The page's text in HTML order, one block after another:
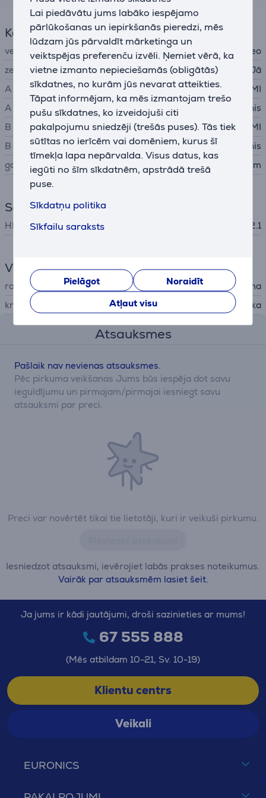
Lai piedāvātu jums labāko iespējamo
pārlūkošanas un iepirkšanās pieredzi, mēs
lūdzam jūs pārvaldīt mārketinga un
veiktspējas preferenču izvēli. Ņemiet vērā, ka
vietne izmanto nepieciešamās (obligātās)
sīkdatnes, no kurām jūs nevarat atteikties.
Tāpat informējam, ka mēs izmantojam trešo
pušu sīkdatnes, ko izveidojuši citi
pakalpojumu sniedzēji (trešās puses). Tās tiek
sūtītas no ierīcēm vai domēniem, kurus šī
tīmekļa lapa nepārvalda. Visus datus, kas
iegūti no šīm sīkdatnēm, apstrādā trešā
puse.
Sīkdatņu politika
Sīkfailu saraksts
Pielāgot
Noraidīt
Atļaut visu
Kabelis
veids
audio, video
zeltīts kontakts
Jā
A kontakts
HDMI
A veida savienojums
spraudnis
B kontakts
HDMI
B veida savienojums
spraudnis
garums
5 m
Savienojums
HDMI standarts HDMI 2.1
Vispārējais parametrs
ražotājs
Hama
krāsa
melna, pelēka
Atsauksmes
Preci var novērtēt tikai tie lietotāji, kuri ir veikuši pirkumu.
Iesniedzot atsauksmi, ievērojiet labās prakses noteikumus.
Vairāk par atsauksmēm lasiet šeit.
Pašlaik nav nevienas atsauksmes.
Pēc pirkuma veikšanas Jums būs iespēja dot savu
ieguldījumu un pirmajam/pirmajai iesniegt savu
atsauksmi par preci.
EURONICS
Ja jums ir kādi jautājumi, droši sazinieties ar mums!
67 555 888
(Mēs atbildam 10-21, Sv. 10-19)
Klientu centrs
Veikali